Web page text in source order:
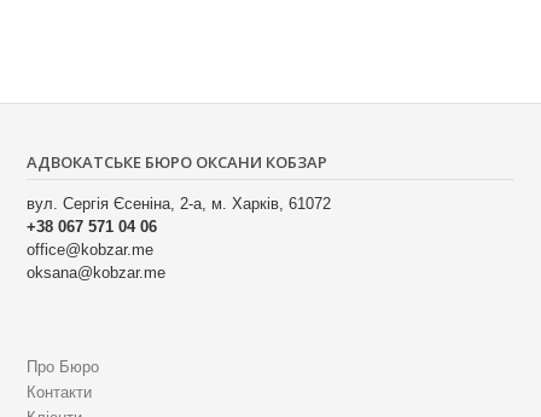
АДВОКАТСЬКЕ БЮРО ОКСАНИ КОБЗАР
вул. Сергія Єсеніна, 2-а, м. Харків, 61072
+38 067 571 04 06
office@kobzar.me
oksana@kobzar.me
Про Бюро
Контакти